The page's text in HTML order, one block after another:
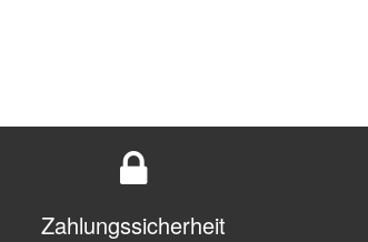
Zahlungssicherheit